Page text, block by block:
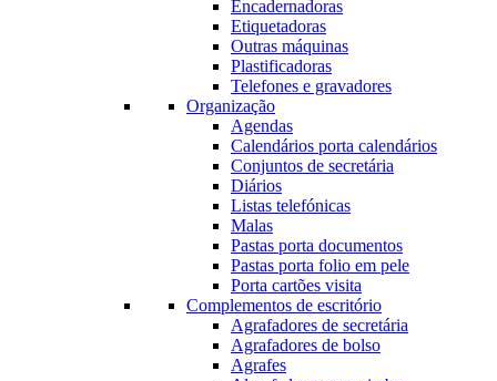
Encadernadoras
Etiquetadoras
Outras máquinas
Plastificadoras
Telefones e gravadores
Organização
Agendas
Calendários porta calendários
Conjuntos de secretária
Diários
Listas telefónicas
Malas
Pastas porta documentos
Pastas porta folio em pele
Porta cartões visita
Complementos de escritório
Agrafadores de secretária
Agrafadores de bolso
Agrafes